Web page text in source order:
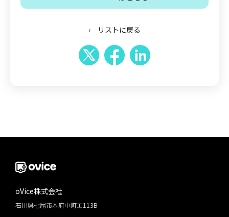
‹ リストに戻る
oVice株式会社
石川県七尾市本府中町エ113B